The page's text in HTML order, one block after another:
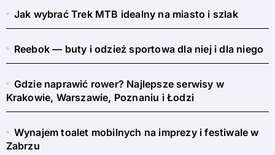
Jak wybrać Trek MTB idealny na miasto i szlak
Reebok — buty i odzież sportowa dla niej i dla niego
Gdzie naprawić rower? Najlepsze serwisy w
Krakowie, Warszawie, Poznaniu i Łodzi
Wynajem toalet mobilnych na imprezy i festiwale w
Zabrzu